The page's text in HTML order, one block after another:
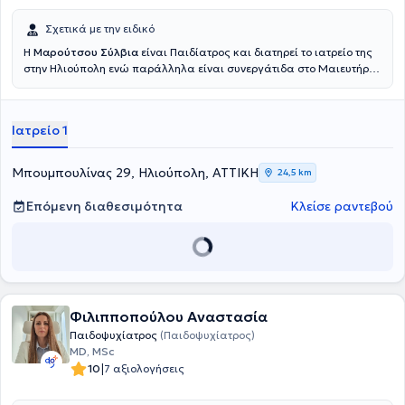
συνέδρια και στο συγγραφικό της έργο συγκαταλέγονται
δημοσιεύσεις σε ελληνικά και διεθνή περιοδικά.
Σχετικά με την ειδικό
Η Μαρούτσου Σύλβια είναι Παιδίατρος και διατηρεί το ιατρείο της
στην Ηλιούπολη ενώ παράλληλα είναι συνεργάτιδα στο Μαιευτήριο
Πατρών, από όπου έλαβε το πτυχίο της στην Ιατρική το 2009.
Πανεπιστημιακό Νοσοκομείο Πατρών «Παναγία η Βοήθεια» και στη
συνέχεια εξειδικεύτηκε στη Νεογνολογία στο Νοσοκομείο Παίδων
«Παναγιώτη και Αγλαΐας Κυριακού». Παράλληλα, απέκτησε
σημαντική εμπειρία στον τομέα της νεογνολογίας και της εντατικής
νοσηλείας νεογνών, εργαζόμενη ως Παιδίατρος σε Μονάδες
Εντατικής Νοσηλείας Νεογνών (ΜΕΝΝ) στα νοσοκομεία
Hôpital Universitaire Robert-Debré AP-HP στη Γαλλία. Είναι μέλος
επαγγελματική κοινότητα της ιατρικής.
Ιατρείο 1
Μπουμπουλίνας 29, Ηλιούπολη, ΑΤΤΙΚΗ 24,5 km
Επόμενη διαθεσιμότητα Κλείσε ραντεβού
Φιλιπποπούλου Αναστασία
Παιδοψυχίατρος (Παιδοψυχίατρος)
MD, MSc
10|7 αξιολογήσεις